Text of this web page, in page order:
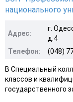
национального
Адрес:
г.
д.4
Телефон:
(048)
В Специальный
классов и
государственного